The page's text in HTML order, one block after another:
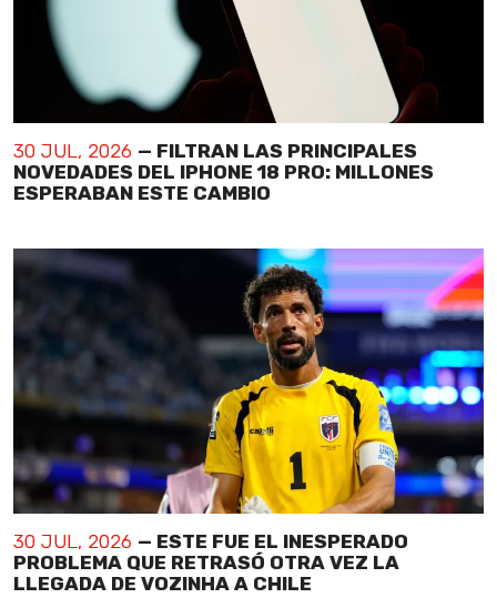
30 JUL, 2026 — FILTRAN LAS PRINCIPALES
NOVEDADES DEL IPHONE 18 PRO: MILLONES
ESPERABAN ESTE CAMBIO
30 JUL, 2026 — ESTE FUE EL INESPERADO
PROBLEMA QUE RETRASÓ OTRA VEZ LA
LLEGADA DE VOZINHA A CHILE